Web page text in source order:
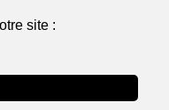
site :